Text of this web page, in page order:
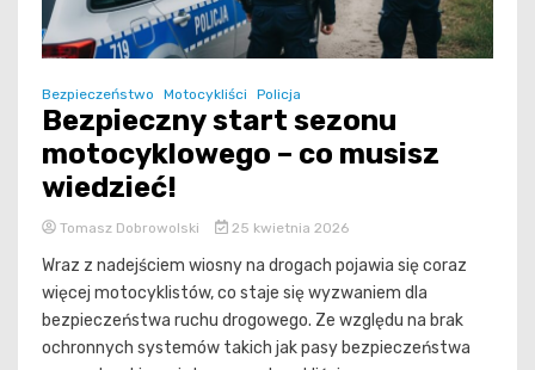
Bezpieczeństwo Motocykliści Policja
Bezpieczny start sezonu
motocyklowego – co musisz
wiedzieć!
Tomasz Dobrowolski 25 kwietnia 2026
Wraz z nadejściem wiosny na drogach pojawia się coraz
więcej motocyklistów, co staje się wyzwaniem dla
bezpieczeństwa ruchu drogowego. Ze względu na brak
ochronnych systemów takich jak pasy bezpieczeństwa